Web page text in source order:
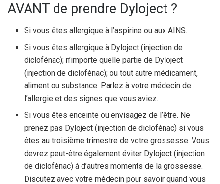
AVANT de prendre Dyloject ?
Si vous êtes allergique à l’aspirine ou aux AINS.
Si vous êtes allergique à Dyloject (injection de
diclofénac); n’importe quelle partie de Dyloject
(injection de diclofénac); ou tout autre médicament,
aliment ou substance. Parlez à votre médecin de
l’allergie et des signes que vous aviez.
Si vous êtes enceinte ou envisagez de l’être. Ne
prenez pas Dyloject (injection de diclofénac) si vous
êtes au troisième trimestre de votre grossesse. Vous
devrez peut-être également éviter Dyloject (injection
de diclofénac) à d’autres moments de la grossesse.
Discutez avec votre médecin pour savoir quand vous